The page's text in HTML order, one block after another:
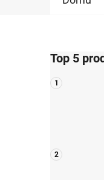
o
s
t
n
Top 5